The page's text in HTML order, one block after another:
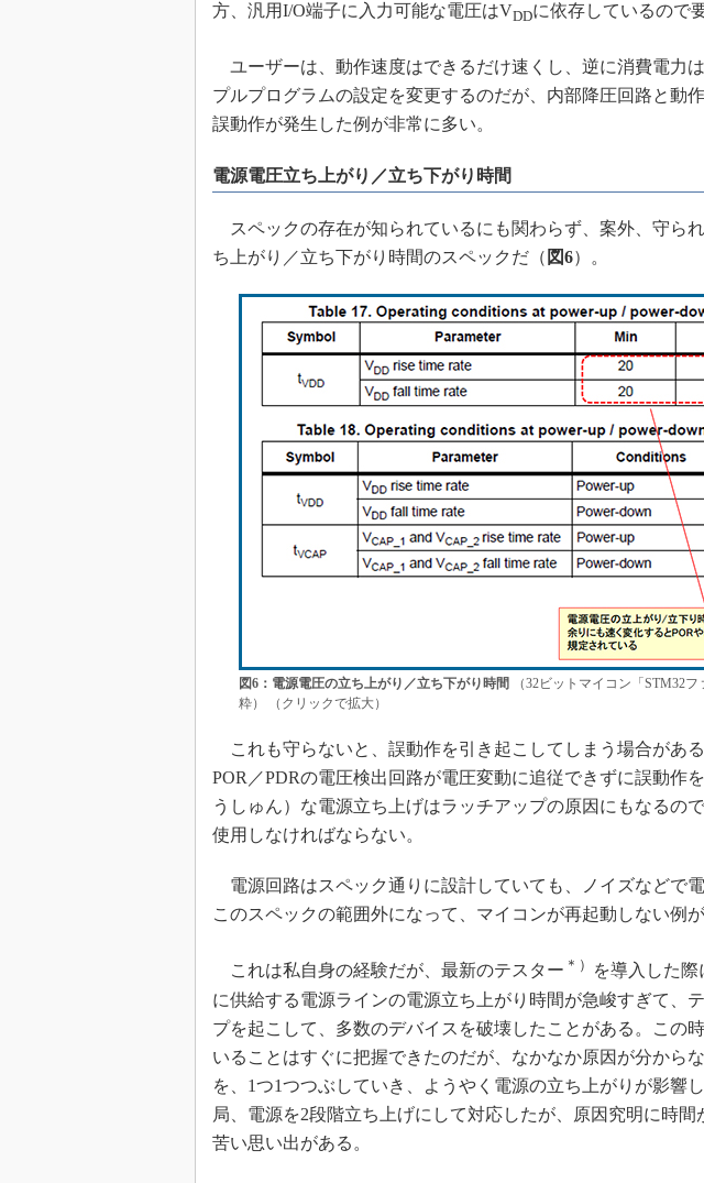
方、汎用I/O端子に入力可能な電圧はVDDに依存しているので
ユーザーは、動作速度はできるだけ速くし、逆に消費電力
プルプログラムの設定を変更するのだが、内部降圧回路と動
誤動作が発生した例が非常に多い。
電源電圧立ち上がり／立ち下がり時間
スペックの存在が知られているにも関わらず、案外、守ら
ち上がり／立ち下がり時間のスペックだ（ 図6）。
図6：電源電圧の立ち上がり／立ち下がり時間 （32ビットマイコン「STM32
粋） （クリックで拡大）
これも守らないと、誤動作を引き起こしてしまう場合がある
POR／PDRの電圧検出回路が電圧変動に追従できずに誤動作
うしゅん）な電源立ち上げはラッチアップの原因にもなるの
使用しなければならない。
電源回路はスペック通りに設計していても、ノイズなどで
このスペックの範囲外になって、マイコンが再起動しない例が
これは私自身の経験だが、最新のテスター ＊）
を導入した
に供給する電源ラインの電源立ち上がり時間が急峻すぎて、
プを起こして、多数のデバイスを破壊したことがある。この
いることはすぐに把握できたのだが、なかなか原因が分から
を、1つ1つつぶしていき、ようやく電源の立ち上がりが影響
局、電源を2段階立ち上げにして対応したが、原因究明に時間
苦い思い出がある。